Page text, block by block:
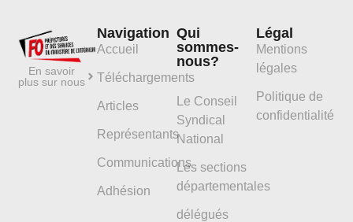
En savoir
plus sur nous
Navigation
Accueil
Téléchargements
Articles
Représentants
Communications
Adhésion
Qui
sommes-
nous?
Le Conseil
Syndical
National
Les sections
départementales
délégués
Légal
Mentions
légales
Politique de
confidentialité